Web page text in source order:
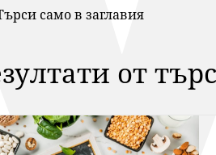
само в заглавия
от